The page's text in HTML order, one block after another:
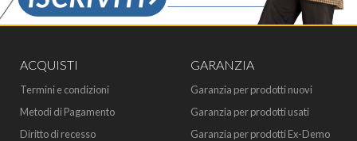
ACQUISTI
Termini e condizioni
Metodi di Pagamento
Diritto di recesso
GARANZIA
Garanzia per prodotti nuovi
Garanzia per prodotti usati
Garanzia per prodotti Ex-Demo